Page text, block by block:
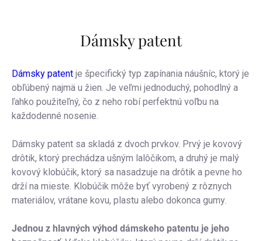
Dámsky patent
Dámsky patent je špecifický typ zapínania náušníc, ktorý je
obľúbený najmä u žien. Je veľmi jednoduchý, pohodlný a
ľahko použiteľný, čo z neho robí perfektnú voľbu na
každodenné nosenie.
Dámsky patent sa skladá z dvoch prvkov. Prvý je kovový
drôtik, ktorý prechádza ušným lalôčikom, a druhý je malý
kovový klobúčik, ktorý sa nasadzuje na drôtik a pevne ho
drží na mieste. Klobúčik môže byť vyrobený z rôznych
materiálov, vrátane kovu, plastu alebo dokonca gumy.
Jednou z hlavných výhod dámskeho patentu je jeho